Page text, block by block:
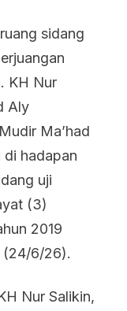
sidang
KH Nur
Aly
Ma’had
di hadapan
uji
(3)
2019
(24/6/26).
Nur Salikin,